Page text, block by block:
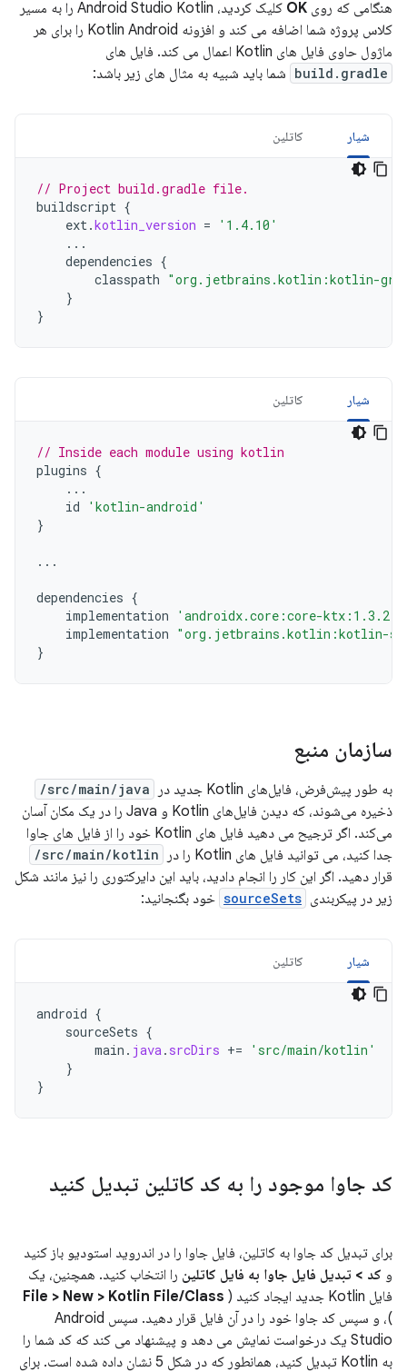
هنگامی که روی OK
کلیک کردید، Android Studio Kotlin را به مسیر
کلاس پروژه شما اضافه می کند و افزونه Kotlin Android را برای هر
ماژول حاوی فایل های Kotlin اعمال می کند. فایل های
build.gradle شما باید شبیه به مثال های زیر باشد:
شیار کاتلین
// Project build.gradle file.
buildscript {
ext.kotlin_version =
'1.4.10'
...
dependencies {
classpath "org.jetbrains.kotlin:kotlin-
}
}
شیار کاتلین
// Inside each module using kotlin
plugins {
...
id
'kotlin-android'
}
...
dependencies {
implementation
'androidx.core:core-ktx:1.3.2'
implementation "org.jetbrains.kotlin:kotlin-
}
سازمان منبع
به طور پیش‌فرض، فایل‌های Kotlin جدید در src/main/java/
ذخیره می‌شوند، که دیدن فایل‌های Kotlin و Java را در یک مکان آسان
می‌کند. اگر ترجیح می دهید فایل های Kotlin خود را از فایل های جاوا
جدا کنید، می توانید فایل های Kotlin را در
src/main/kotlin/
قرار دهید. اگر این کار را انجام دادید، باید این دایرکتوری را نیز مانند شکل
زیر در پیکربندی sourceSets خود بگنجانید:
شیار کاتلین
android {
sourceSets {
main . java. srcDirs +=
'src/main/kotlin'
}
}
کد جاوا موجود را به کد کاتلین تبدیل کنید
برای تبدیل کد جاوا به کاتلین، فایل جاوا را در اندروید استودیو باز کنید
و کد > تبدیل فایل جاوا به فایل کاتلین را انتخاب کنید. همچنین، یک
فایل Kotlin جدید ایجاد کنید (
File > New > Kotlin File/Class
)، و سپس کد جاوا خود را در آن فایل قرار دهید. سپس Android
Studio یک درخواست نمایش می دهد و پیشنهاد می کند که کد شما را
به Kotlin تبدیل کنید، همانطور که در شکل 5 نشان داده شده است. برای